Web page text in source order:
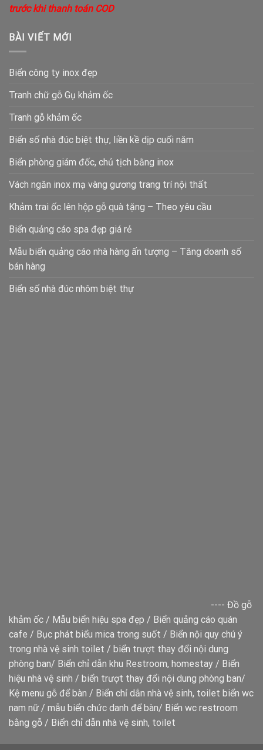
trước khi thanh toán COD
BÀI VIẾT MỚI
Biển công ty inox đẹp
Tranh chữ gỗ Gụ khảm ốc
Tranh gỗ khảm ốc
Biển số nhà đúc biệt thự, liền kề dịp cuối năm
Biển phòng giám đốc, chủ tịch bằng inox
Vách ngăn inox mạ vàng gương trang trí nội thất
Khảm trai ốc lên hộp gỗ quà tặng – Theo yêu cầu
Biển quảng cáo spa đẹp giá rẻ
Mẫu biển quảng cáo nhà hàng ấn tượng – Tăng doanh số
bán hàng
Biển số nhà đúc nhôm biệt thự
---- Đồ gỗ
khảm ốc / Mẫu biển hiệu spa đẹp / Biển quảng cáo quán
cafe / Bục phát biểu mica trong suốt / Biển nội quy chú ý
trong nhà vệ sinh toilet / biển trượt thay đổi nội dung
phòng ban/ Biển chỉ dẫn khu Restroom, homestay / Biển
hiệu nhà vệ sinh / biển trượt thay đổi nội dung phòng ban/
Kệ menu gỗ để bàn / Biển chỉ dẫn nhà vệ sinh, toilet biển wc
nam nữ / mẫu biển chức danh để bàn/ Biển wc restroom
bằng gỗ / Biển chỉ dẫn nhà vệ sinh, toilet